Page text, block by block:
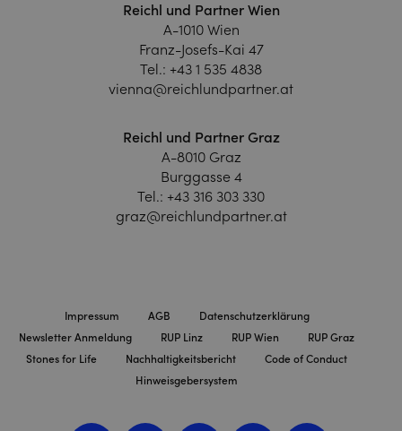
Reichl und Partner Wien
A-1010 Wien
Franz-Josefs-Kai 47
Tel.: +43 1 535 4838
vienna@reichlundpartner.at
Reichl und Partner Graz
A-8010 Graz
Burggasse 4
Tel.: +43 316 303 330
graz@reichlundpartner.at
Impressum AGB
Datenschutzerklärung
Newsletter Anmeldung
RUP Linz RUP Wien
RUP Graz
Stones for Life
Nachhaltigkeitsbericht
Code of Conduct
Hinweisgebersystem